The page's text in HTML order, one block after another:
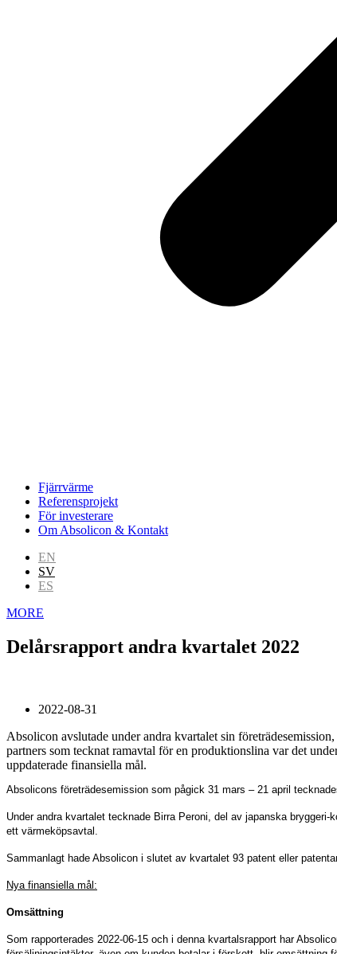
Fjärrvärme
Referensprojekt
För investerare
Om Absolicon & Kontakt
EN
SV
ES
MORE
Delårsrapport andra kvartalet 2022
2022-08-31
Absolicon avslutade under andra kvartalet sin
partners som tecknat ramavtal för en produktionslina var det
uppdaterade finansiella mål.
Absolicons företrädesemission som pågick 31 mars – 21 april
Under andra kvartalet tecknade Birra Peroni, del av japanska
ett värmeköpsavtal.
Sammanlagt hade Absolicon i slutet av kvartalet 93 patent eller
Nya finansiella mål:
Omsättning
Som rapporterades 2022-06-15 och i denna kvartalsrapport har